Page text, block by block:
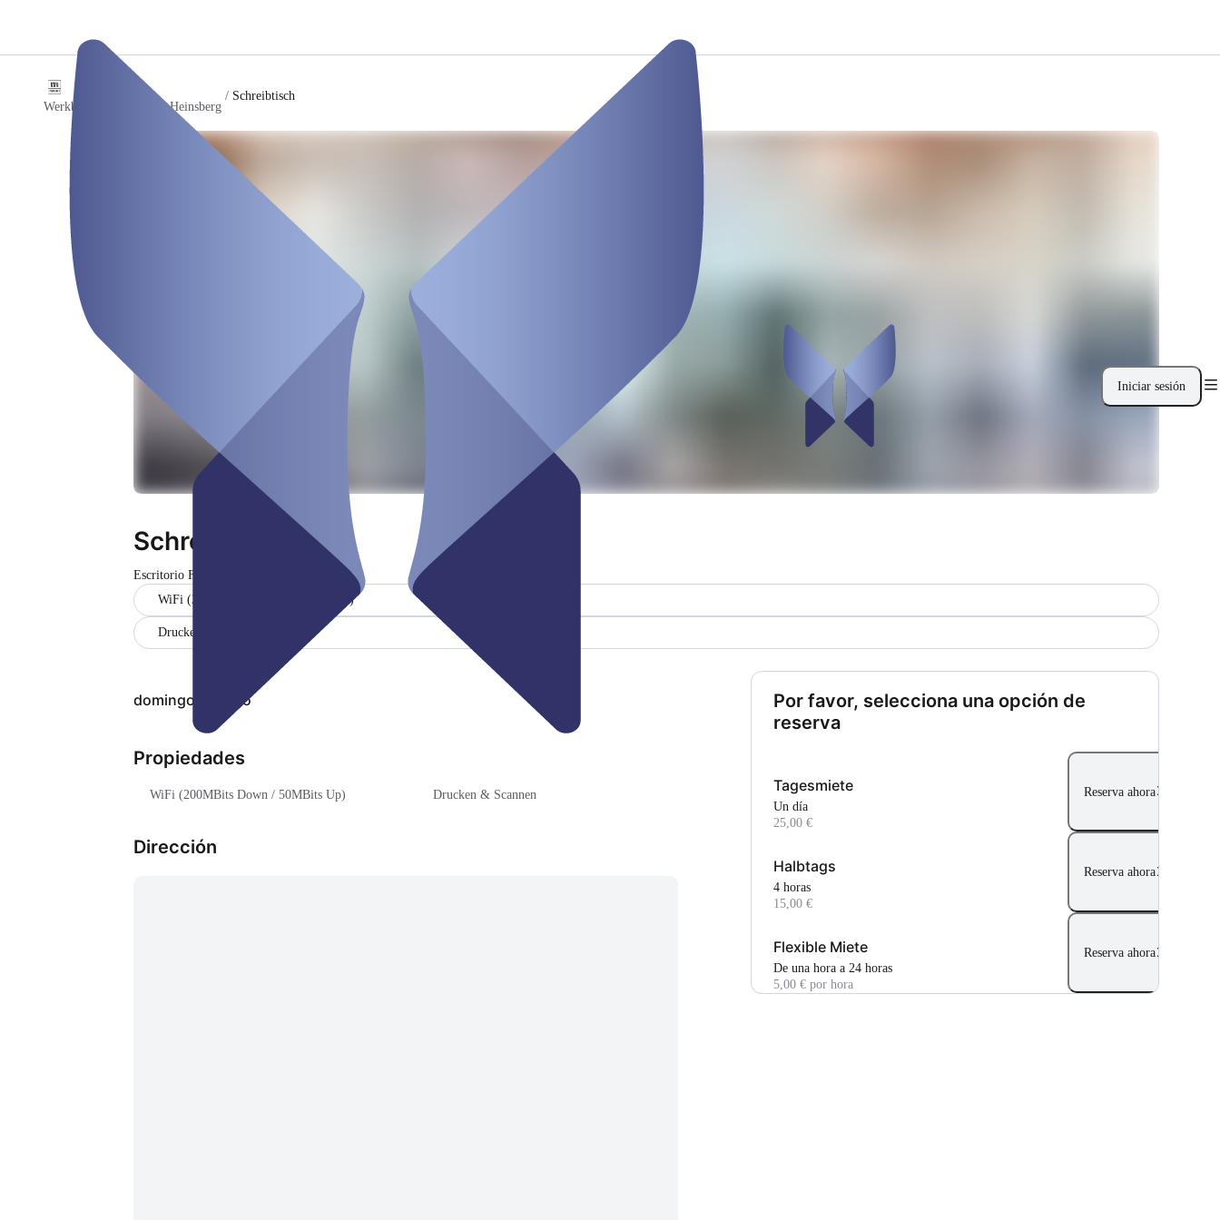
Iniciar sesión
Werkbank – Coworking Heinsberg
/ Schreibtisch
Schreibtisch
Escritorio Flex
WiFi (200MBits Down / 50MBits Up)
Drucken & Scannen
domingo, 09 ago
Propiedades
WiFi (200MBits Down / 50MBits Up) Drucken & Scannen
Dirección
Por favor, selecciona una opción de
reserva
Tagesmiete
Un día
25,00 €
Reserva ahora
Halbtags
4 horas
15,00 €
Reserva ahora
Flexible Miete
De una hora a 24 horas
5,00 € por hora
Reserva ahora